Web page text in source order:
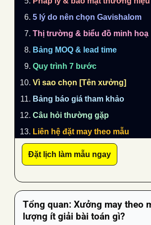
5 lý do nên chọn Gavishalom
Thị trường & biểu đồ minh hoạ
Bảng MOQ & lead time
Quy trình 7 bước
Vì sao chọn [Tên xưởng]
Bảng báo giá tham khảo
Câu hỏi thường gặp
Liên hệ đặt may theo mẫu
Đặt lịch làm mẫu ngay
Tổng quan: Xưởng may theo
lượng ít giải bài toán gì?